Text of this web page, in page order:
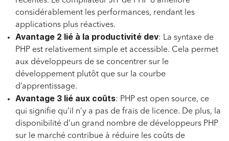
considérablement les performances, rendant les
applications plus réactives.
Avantage 2 lié à la productivité dev: La syntaxe de
PHP est relativement simple et accessible. Cela permet
aux développeurs de se concentrer sur le
développement plutôt que sur la courbe
d’apprentissage.
Avantage 3 lié aux coûts: PHP est open source, ce
qui signifie qu’il n’y a pas de frais de licence. De plus, la
disponibilité d’un grand nombre de développeurs PHP
sur le marché contribue à réduire les coûts de